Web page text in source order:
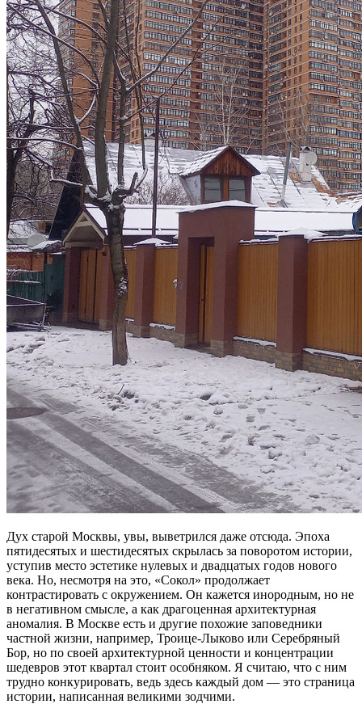
Дух старой Москвы, увы, выветрился даже отсюда. Эпоха
пятидесятых и шестидесятых скрылась за поворотом истории,
уступив место эстетике нулевых и двадцатых годов нового
века. Но, несмотря на это, «Сокол» продолжает
контрастировать с окружением. Он кажется инородным, но не
в негативном смысле, а как драгоценная архитектурная
аномалия. В Москве есть и другие похожие заповедники
частной жизни, например, Троице-Лыково или Серебряный
Бор, но по своей архитектурной ценности и концентрации
шедевров этот квартал стоит особняком. Я считаю, что с ним
трудно конкурировать, ведь здесь каждый дом — это страница
истории, написанная великими зодчими.